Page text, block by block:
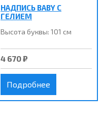
НАДПИСЬ BABY С
ГЕЛИЕМ
Высота буквы: 101 см
4 670 ₽
Подробнее